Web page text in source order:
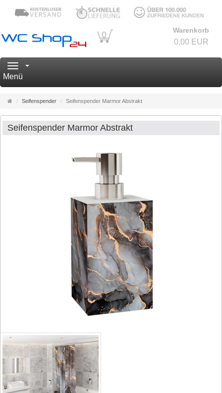
0 Warenkorb
0,00 EUR
Navigation
Menü
Startseite
Seifenspender Seifenspender Marmor Abstrakt
Seifenspender Marmor Abstrakt